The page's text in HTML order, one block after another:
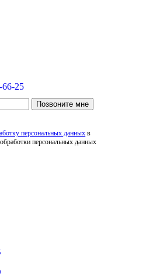
66-25
Позвоните мне
персональных данных в
персональных данных